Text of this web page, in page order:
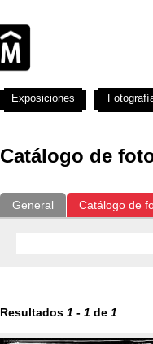
Catálogo de
General Catálogo de
Resultados 1 - 1 de 1
Exposiciones